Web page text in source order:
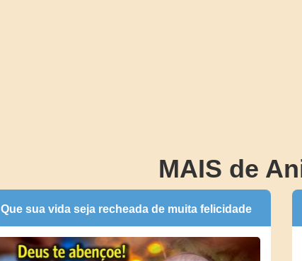
MAIS de
Que sua vida seja recheada de muita felicidade